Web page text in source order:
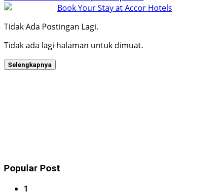
Tidak Ada Postingan Lagi.
Tidak ada lagi halaman untuk dimuat.
Selengkapnya
Popular Post
1